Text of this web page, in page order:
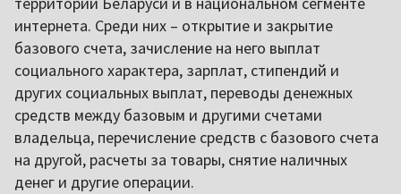
интернета. Среди них – открытие и закрытие
базового счета, зачисление на него выплат
социального характера, зарплат, стипендий и
других социальных выплат, переводы денежных
средств между базовым и другими счетами
владельца, перечисление средств с базового счета
на другой, расчеты за товары, снятие наличных
денег и другие операции.